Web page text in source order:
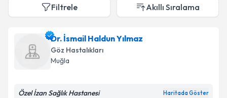
Filtrele Akıllı Sıralama
Dr. İsmail Haldun Yılmaz
Göz Hastalıkları
Muğla
Özel İzan Sağlık Hastanesi Haritada Göster